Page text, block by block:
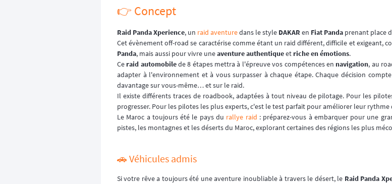
👉️ Concept
Raid Panda Xperience, un raid aventuredans le style DAKAR en Fiat Panda prenant place
Cet évènement off-road se caractérise comme étant un raid différent, difficile et exigeant,
Panda, mais aussi pour vivre uneaventure authentiqueet riche en émotions.
Ce raid automobilede 8 étapes mettra à l'épreuve vos compétences en navigation, au
adapter à l'environnement et à vous surpasser à chaque étape. Chaque décision
davantage sur vous-même… et sur le raid.
Il existe différents traces de roadbook, adaptées à tout niveau de pilotage. Pour les
progresser. Pour les pilotes les plus experts, c'est le test parfait pour améliorer leur rythme
Le Maroc a toujours été le pays du rallye raid : préparez-vous à embarquer pour une
pistes, les montagnes et les déserts du Maroc, explorant certaines des régions les plus
🚗 Véhicules admis
Si votre rêve a toujours été une aventure inoubliable à travers le désert, le Raid Panda